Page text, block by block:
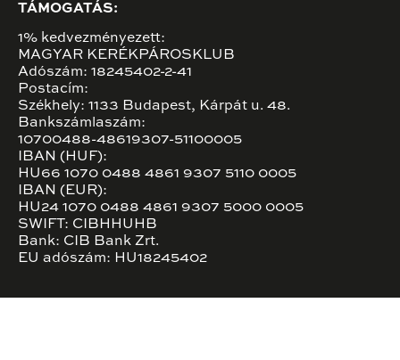
TÁMOGATÁS:
1% kedvezményezett:
MAGYAR KERÉKPÁROSKLUB
Adószám: 18245402-2-41
Postacím:
Székhely: 1133 Budapest, Kárpát u. 48.
Bankszámlaszám:
10700488-48619307-51100005
IBAN (HUF):
HU66 1070 0488 4861 9307 5110 0005
IBAN (EUR):
HU24 1070 0488 4861 9307 5000 0005
SWIFT: CIBHHUHB
Bank: CIB Bank Zrt.
EU adószám: HU18245402